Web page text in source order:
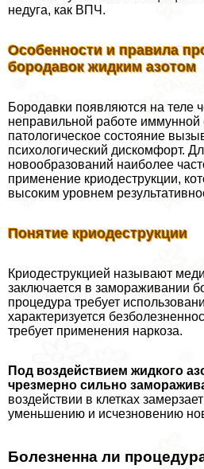
недуга, как ВПЧ.
Особенности и правила
бородавок жидким азотом
Бородавки появляются на теле
неправильной работе
патологическое состояние
психологический дискомфорт.
новообразований наиболее
применение криодеструкции,
высоким уровнем
Понятие криодеструкции
Криодеструкцией называют
заключается в замораживании
процедypa требует
хаpaктеризуется
требует применения наркоза.
Под воздействием жидкого
чрезмерно сильно
воздействии в клетках
уменьшению и исчезновению
Болезненна ли